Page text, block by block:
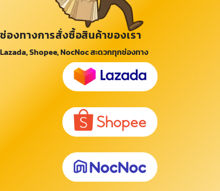
ช่องทางการสั่งซื้อสินค้าของเรา
Lazada, Shopee, NocNoc สะดวกทุกช่องทาง